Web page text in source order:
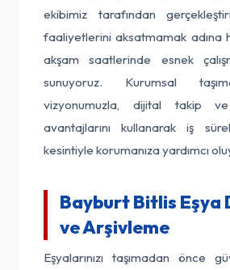
ekibimiz tarafından
faaliyetlerini aksatmamak adına
akşam saatlerinde esnek
sunuyoruz. Kurumsal
vizyonumuzla, dijital takip ve
avantajlarını kullanarak iş
kesintiyle korumanıza yardımcı
Bayburt Bitlis Eşya
ve Arşivleme
Eşyalarınızı taşımadan önce